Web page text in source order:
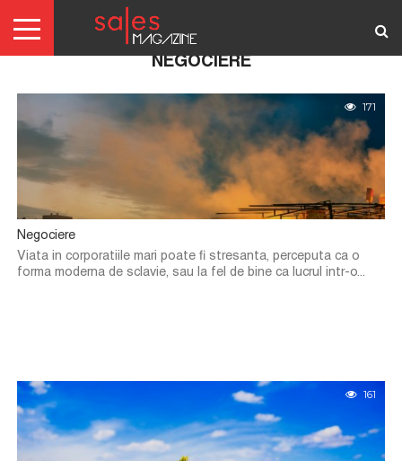
GRATIS
NE!
CONDITII
NEGOCIERE
171
Negociere
Viata in corporatiile mari poate fi stresanta, perceputa ca o
forma moderna de sclavie, sau la fel de bine ca lucrul intr-o...
161